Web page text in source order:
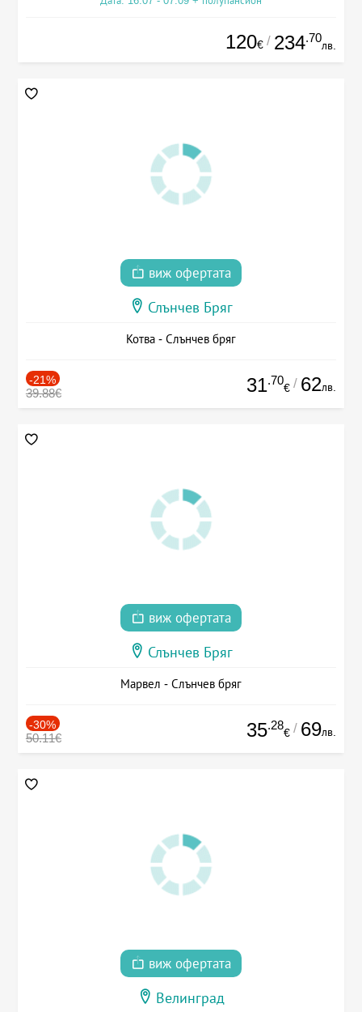
120€ / 234.70
лв.
виж офертата
Слънчев Бряг
Котва - Слънчев бряг
-21%
39.88€ 31.70
€ / 62лв.
виж офертата
Слънчев Бряг
Марвел - Слънчев бряг
-30%
50.11€ 35.28
€ / 69лв.
виж офертата
Велинград